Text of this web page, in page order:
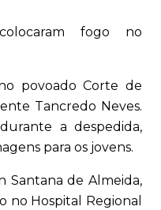
fogo no
povoado Corte de
Tancredo Neves.
a despedida,
para os jovens.
Santana de Almeida,
no Hospital Regional